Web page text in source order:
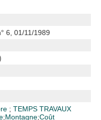
6, 01/11/1989
;TEMPS TRAVAUX
;Montagne;Coût